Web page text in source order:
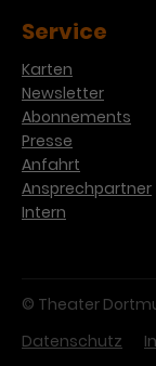
Service
Karten
Newsletter
Abonnements
Presse
Anfahrt
Ansprechpartner
Intern
© Theater
Datenschutz